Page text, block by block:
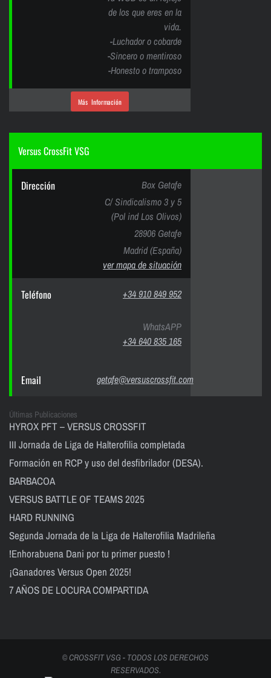
de los que eres en la
vida.
-Luchador o cobarde
-Sincero o mentiroso
-Honesto o tramposo
Más Información
Versus CrossFit VSG
Dirección
Box Getafe
C/ Sindicalismo 3 y 5
(Pol ind Los Olivos)
28906 Getafe
Madrid (España)
ver mapa de situación
Teléfono +34 910 849 952
WhatsAPP
+34 640 835 165
Email getafe@versuscrossfit.com
Últimas Publicaciones
HYROX PFT – VERSUS CROSSFIT
III Jornada de Liga de Halterofilia completada
Formación en RCP y uso del desfibrilador (DESA).
BARBACOA
VERSUS BATTLE OF TEAMS 2025
HARD RUNNING
Segunda Jornada de la Liga de Halterofilia Madrileña
!Enhorabuena Dani por tu primer puesto !
¡Ganadores Versus Open 2025!
7 AÑOS DE LOCURA COMPARTIDA
© CROSSFIT VSG - TODOS LOS DERECHOS
RESERVADOS.